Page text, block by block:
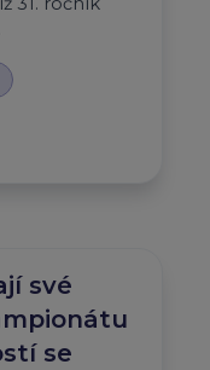
své
se